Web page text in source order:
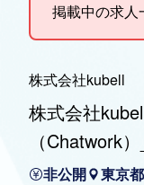
掲載中の求人
株式会社kubell
株式会社
（Chatwork
非公開 東京都